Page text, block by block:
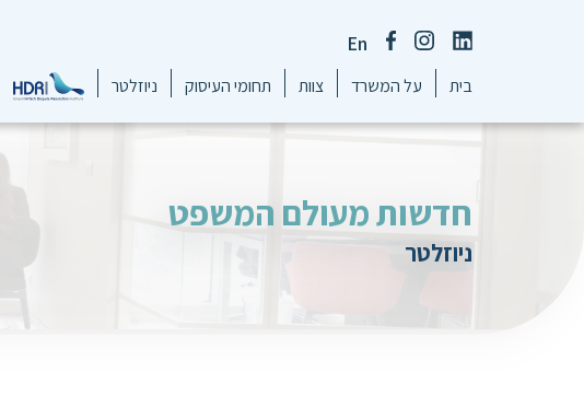
En
בית על המשרד צוות תחומי העיסוק ניוזלטר
חדשות מעולם המשפט
ניוזלטר